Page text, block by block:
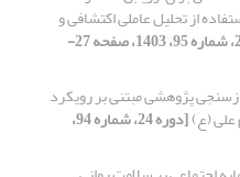
از تحلیل عاملی اکتشافی و
[دوره 24، شماره 95، 1403، صفحه 27-
پژوهشی مبتنی بر رویکرد
علی (ع)‏ [دوره 24، شماره 94،